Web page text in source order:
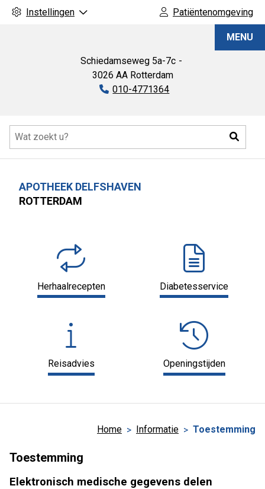
Instellingen Patiëntenomgeving
Schiedamseweg 5a-7c
3026 AA Rotterdam
Tel:
010-4771364
MENU
APOTHEEK DELFSHAVEN
ROTTERDAM
Herhaalrecepten Diabetesservice
Reisadvies Openingstijden
Home Informatie Toestemming
Toestemming
Elektronisch medische gegevens delen